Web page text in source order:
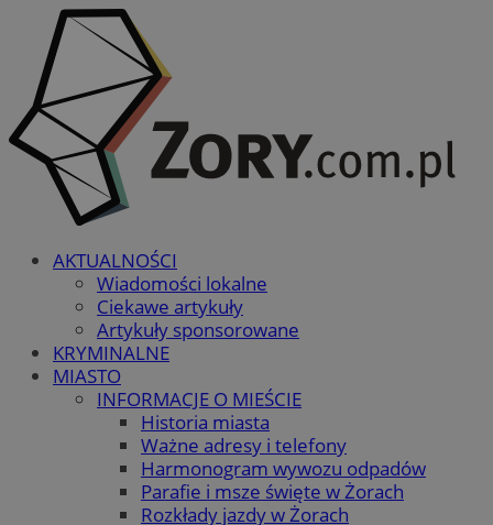
AKTUALNOŚCI
Wiadomości lokalne
Ciekawe artykuły
Artykuły sponsorowane
KRYMINALNE
MIASTO
INFORMACJE O MIEŚCIE
Historia miasta
Ważne adresy i telefony
Harmonogram wywozu odpadów
Parafie i msze święte w Żorach
Rozkłady jazdy w Żorach